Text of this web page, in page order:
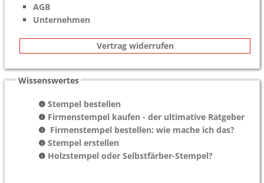
AGB
Unternehmen
Vertrag widerrufen
Wissenswertes
Stempel bestellen
Firmenstempel kaufen - der ultimative Ratgeber
Firmenstempel bestellen: wie mache ich das?
Stempel erstellen
Holzstempel oder Selbstfärber-Stempel?